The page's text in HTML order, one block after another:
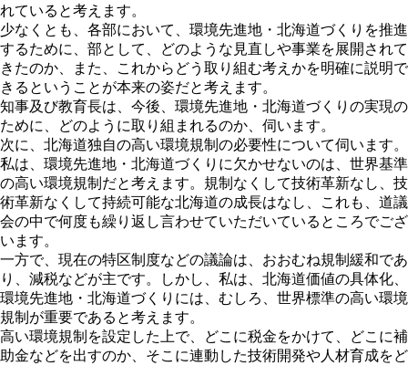
れていると考えます。
少なくとも、各部において、環境先進地・北海道づくりを推進
するために、部として、どのような見直しや事業を展開されて
きたのか、また、これからどう取り組む考えかを明確に説明で
きるということが本来の姿だと考えます。
知事及び教育長は、今後、環境先進地・北海道づくりの実現の
ために、どのように取り組まれるのか、伺います。
次に、北海道独自の高い環境規制の必要性について伺います。
私は、環境先進地・北海道づくりに欠かせないのは、世界基準
の高い環境規制だと考えます。規制なくして技術革新なし、技
術革新なくして持続可能な北海道の成長はなし、これも、道議
会の中で何度も繰り返し言わせていただいているところでござ
います。
一方で、現在の特区制度などの議論は、おおむね規制緩和であ
り、減税などが主です。しかし、私は、北海道価値の具体化、
環境先進地・北海道づくりには、むしろ、世界標準の高い環境
規制が重要であると考えます。
高い環境規制を設定した上で、どこに税金をかけて、どこに補
助金などを出すのか、そこに連動した技術開発や人材育成をど